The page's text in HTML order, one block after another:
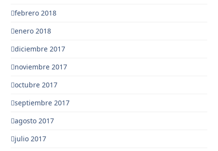
febrero 2018
enero 2018
diciembre 2017
noviembre 2017
octubre 2017
septiembre 2017
agosto 2017
julio 2017